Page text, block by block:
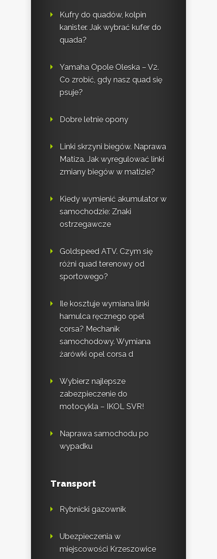
Kufry do quadów, kolpin
kanister. Jak wybrać kufer do
quada?
Yamaha Opole Oleska – V2.
Co zrobić, gdy nasz quad się
psuje?
Dobre letnie opony
Linki skrzyni biegów. Naprawa
Matiza. Jak wyregulować linki
zmiany biegów w matizie?
Kiedy wymienić akumulator w
samochodzie: Znaki
ostrzegawcze
Goldspeed ATV. Czym się
różni quad terenowy od
sportowego?
Ile kosztuje wymiana linki
hamulca ręcznego opel
corsa? Mechanik
samochodowy. Wymiana
żarówki opel corsa d
Wybierz najlepsze
zabezpieczenie do
motocykla – IKOL SVR!
Naprawa samochodu po
wypadku
Transport
Rybnicki gazownik
Ubezpieczenia w
miejscowości Krzeszowice